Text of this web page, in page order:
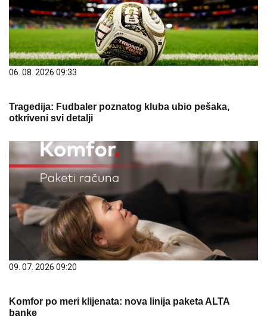
06. 08. 2026 09:33
Tragedija: Fudbaler poznatog kluba ubio pešaka,
otkriveni svi detalji
09. 07. 2026 09:20
Komfor po meri klijenata: nova linija paketa ALTA
banke